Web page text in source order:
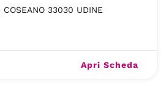
COSEANO 33030 UDINE
Apri Scheda